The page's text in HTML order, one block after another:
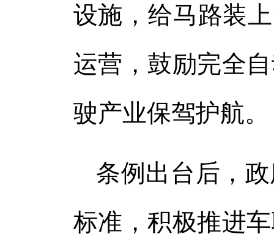
设施，给马路装
运营，鼓励完全
驶产业保驾护航。
条例出台后，
标准，积极推进